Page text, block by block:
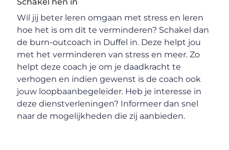
Wil jij beter leren omgaan met stress en leren
hoe het is om dit te verminderen? Schakel dan
de burn-outcoach in Duffel in. Deze helpt jou
met het verminderen van stress en meer. Zo
helpt deze coach je om je daadkracht te
verhogen en indien gewenst is de coach ook
jouw loopbaanbegeleider. Heb je interesse in
deze dienstverleningen? Informeer dan snel
naar de mogelijkheden die zij aanbieden.